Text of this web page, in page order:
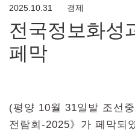
2025.10.31 경제
전국정보화성
페막
(평양 10월 31일발 조선
전람회-2025》가 페막되